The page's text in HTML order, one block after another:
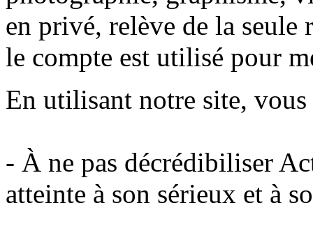
en privé, relève de la seule
le compte est utilisé pour
En utilisant notre site, vous
- À ne pas décrédibiliser
atteinte à son sérieux et à